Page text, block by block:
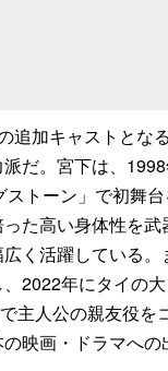
追加キャストとな
だ。宮下は、1998
トーン」で初舞
た高い身体性を
く活躍している
2022年にタイの
主人公の親友役を
映画・ドラマへの